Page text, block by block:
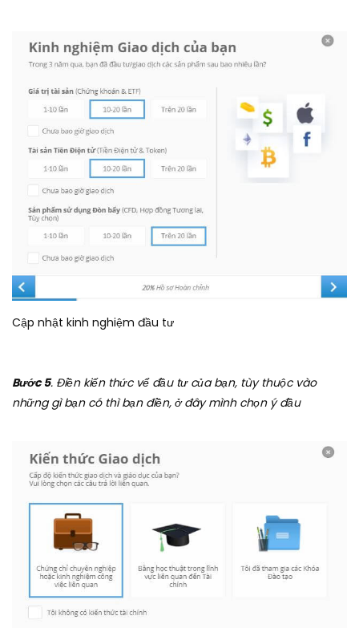
Cập nhật kinh nghiệm đầu tư
Bước 5. Điền kiến thức vể đầu tư của bạn, tùy thuộc vào
những gì bạn có thì bạn điền, ở đây mình chọn ý đầu